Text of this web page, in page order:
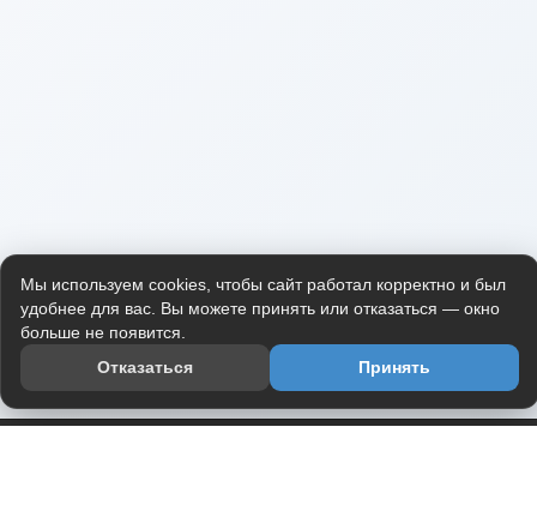
Мы используем cookies, чтобы сайт работал корректно и был
удобнее для вас. Вы можете принять или отказаться — окно
больше не появится.
Отказаться
Принять